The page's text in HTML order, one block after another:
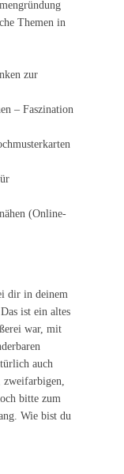
Themen in
zur
– Faszination
(Online-
dir in deinem
ist ein altes
war, mit
auch
zweifarbigen,
bitte zum
Wie bist du